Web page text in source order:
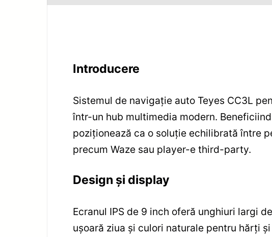
Introducere
Sistemul de navigaţie auto Teyes CC3L
într-un hub multimedia modern.
poziţionează ca o soluţie echilibrată între
precum Waze sau player-e third-party.
Design şi display
Ecranul IPS de 9 inch oferă unghiuri largi
uşoară ziua şi culori naturale pentru hărţi